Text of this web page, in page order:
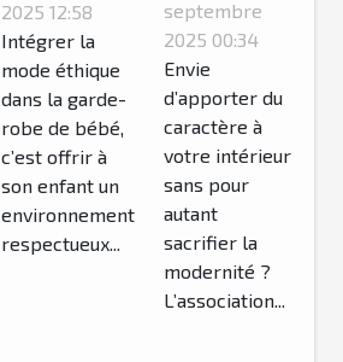
éthique
dans la
garde-robe
de votre
bébé?
2025 12:58
Intégrer la
mode éthique
dans la garde-
robe de bébé,
c’est offrir à
son enfant un
environnement
respectueux...
de
décoration
vintage
américains
dans un
intérieur
moderne ?
septembre
2025 00:34
Envie
d’apporter du
caractère à
votre intérieur
sans pour
autant
sacrifier la
modernité ?
L’association...